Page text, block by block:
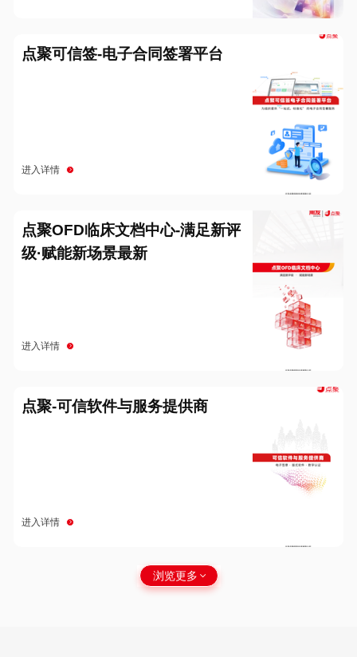
点聚可信签-电子合同签署平台
进入详情
点聚OFD临床文档中心-满足新评
级·赋能新场景最新
进入详情
点聚-可信软件与服务提供商
进入详情
浏览更多